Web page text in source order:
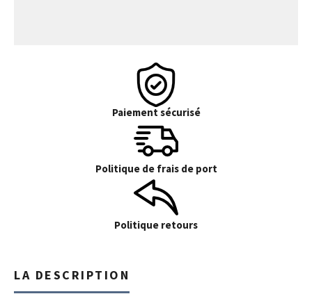
Paiement sécurisé
Politique de frais de port
Politique retours
LA DESCRIPTION